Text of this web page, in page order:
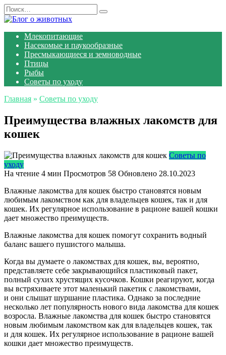
Перейти
к
Search
for:
Млекопитающие
Насекомые и паукообразные
Пресмыкающиеся и земноводные
Птицы
Рыбы
Советы по уходу
Главная » Советы по уходу
Преимущества влажных лакомств для
кошек
Советы по
уходу
На чтение 4 мин Просмотров 58 Обновлено 28.10.2023
Влажные лакомства для кошек быстро становятся новым
любимым лакомством как для владельцев кошек, так и для
кошек. Их регулярное использование в рационе вашей кошки
дает множество преимуществ.
Влажные лакомства для кошек помогут сохранить водный
баланс вашего пушистого малыша.
Когда вы думаете о лакомствах для кошек, вы, вероятно,
представляете себе закрывающийся пластиковый пакет,
полный сухих хрустящих кусочков. Кошки реагируют, когда
вы встряхиваете этот маленький пакетик с лакомствами,
и они слышат шуршание пластика. Однако за последние
несколько лет популярность нового вида лакомства для кошек
возросла. Влажные лакомства для кошек быстро становятся
новым любимым лакомством как для владельцев кошек, так
и для кошек. Их регулярное использование в рационе вашей
кошки дает множество преимуществ.